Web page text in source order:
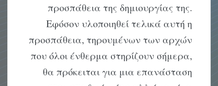
προσπάθεια της δημιουργίας της.
Εφόσον υλοποιηθεί τελικά αυτή η
προσπάθεια, τηρουμένων των αρχών
που όλοι ένθερμα στηρίζουν σήμερα,
θα πρόκειται για μια επανάσταση